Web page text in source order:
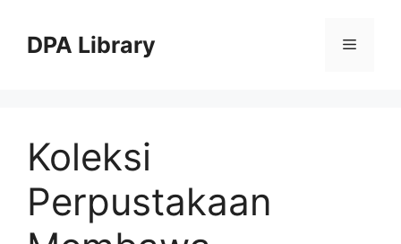
contentDPA Library Menu
Koleksi
Perpustakaan